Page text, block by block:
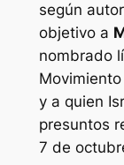
según
objetivo a
nombrado
y a quien
presuntos
7 de